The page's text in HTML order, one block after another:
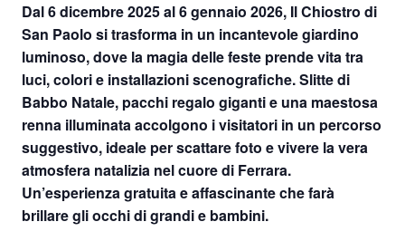
Dal 6 dicembre 2025 al 6 gennaio 2026, Il Chiostro di
San Paolo si trasforma in un incantevole giardino
luminoso, dove la magia delle feste prende vita tra
luci, colori e installazioni scenografiche. Slitte di
Babbo Natale, pacchi regalo giganti e una maestosa
renna illuminata accolgono i visitatori in un percorso
suggestivo, ideale per scattare foto e vivere la vera
atmosfera natalizia nel cuore di Ferrara.
Un’esperienza gratuita e affascinante che farà
brillare gli occhi di grandi e bambini.